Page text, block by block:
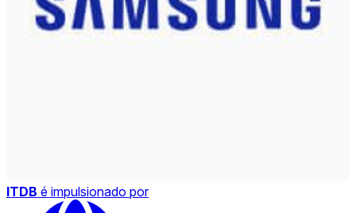
ITDB é impulsionado por